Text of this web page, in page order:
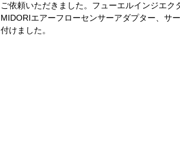
ご依頼いただきました。フューエルインジエ
MIDORIエアーフローセンサーアダプター、サ
付けました。